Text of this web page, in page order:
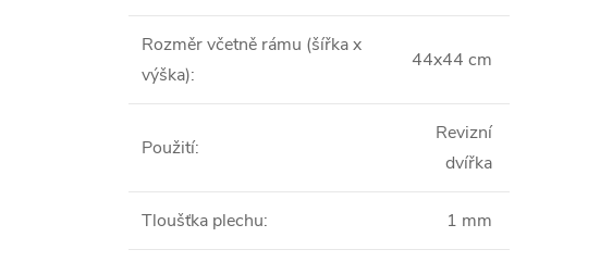
Rozměr včetně rámu (šířka x
výška):
44x44 cm
Použití:
Revizní
dvířka
Tloušťka plechu: 1 mm